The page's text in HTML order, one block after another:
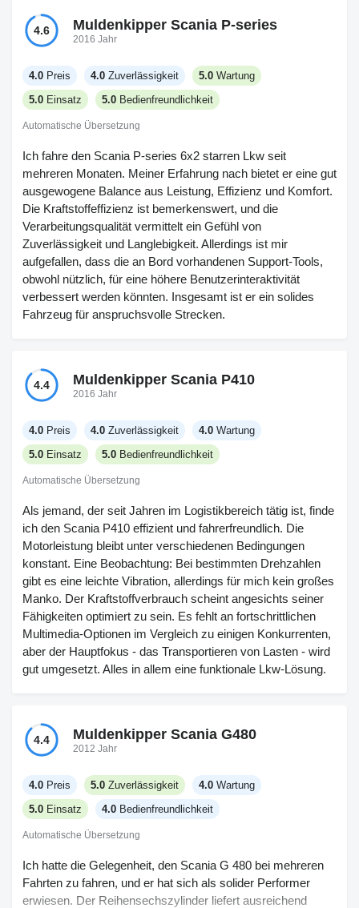
4.6 Muldenkipper Scania P-series
2016 Jahr
4.0 Preis 4.0 Zuverlässigkeit 5.0 Wartung
5.0 Einsatz 5.0 Bedienfreundlichkeit
Automatische Übersetzung
Ich fahre den Scania P-series 6x2 starren Lkw seit
mehreren Monaten. Meiner Erfahrung nach bietet er eine gut
ausgewogene Balance aus Leistung, Effizienz und Komfort.
Die Kraftstoffeffizienz ist bemerkenswert, und die
Verarbeitungsqualität vermittelt ein Gefühl von
Zuverlässigkeit und Langlebigkeit. Allerdings ist mir
aufgefallen, dass die an Bord vorhandenen Support-Tools,
obwohl nützlich, für eine höhere Benutzerinteraktivität
verbessert werden könnten. Insgesamt ist er ein solides
Fahrzeug für anspruchsvolle Strecken.
4.4 Muldenkipper Scania P410
2016 Jahr
4.0 Preis 4.0 Zuverlässigkeit 4.0 Wartung
5.0 Einsatz 5.0 Bedienfreundlichkeit
Automatische Übersetzung
Als jemand, der seit Jahren im Logistikbereich tätig ist, finde
ich den Scania P410 effizient und fahrerfreundlich. Die
Motorleistung bleibt unter verschiedenen Bedingungen
konstant. Eine Beobachtung: Bei bestimmten Drehzahlen
gibt es eine leichte Vibration, allerdings für mich kein großes
Manko. Der Kraftstoffverbrauch scheint angesichts seiner
Fähigkeiten optimiert zu sein. Es fehlt an fortschrittlichen
Multimedia-Optionen im Vergleich zu einigen Konkurrenten,
aber der Hauptfokus - das Transportieren von Lasten - wird
gut umgesetzt. Alles in allem eine funktionale Lkw-Lösung.
4.4 Muldenkipper Scania G480
2012 Jahr
4.0 Preis 5.0 Zuverlässigkeit 4.0 Wartung
5.0 Einsatz 4.0 Bedienfreundlichkeit
Automatische Übersetzung
Ich hatte die Gelegenheit, den Scania G 480 bei mehreren
Fahrten zu fahren, und er hat sich als solider Performer
erwiesen. Der Reihensechszylinder liefert ausreichend